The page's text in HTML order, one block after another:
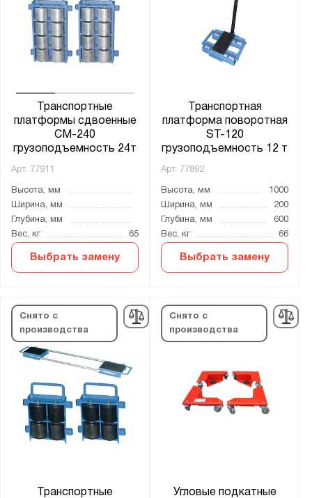
Транспортные
платформы сдвоенные
CM-240
грузоподъемность 24т
Арт. 77911
Высота, мм
Ширина, мм
Глубина, мм
Вес, кг
65
Выбрать замену
Транспортная
платформа поворотная
ST-120
грузоподъемность 12 т
Арт. 77892
Высота, мм
1000
Ширина, мм
200
Глубина, мм
600
Вес, кг
66
Выбрать замену
Снято с
производства
Транспортные
Снято с
производства
Угловые подкатные